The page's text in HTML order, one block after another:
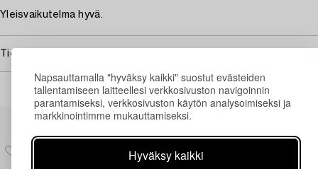
Napsauttamalla "hyväksy kaikki" suostut evästeiden
tallentamiseen laitteellesi verkkosivuston navigoinnin
parantamiseksi, verkkosivuston käytön analysoimiseksi ja
markkinointimme mukauttamiseksi.
Hyväksy kaikki
Yleisvaikutelma hyvä.
Tietoa ostamisesta
Muiden katsomia kohteita